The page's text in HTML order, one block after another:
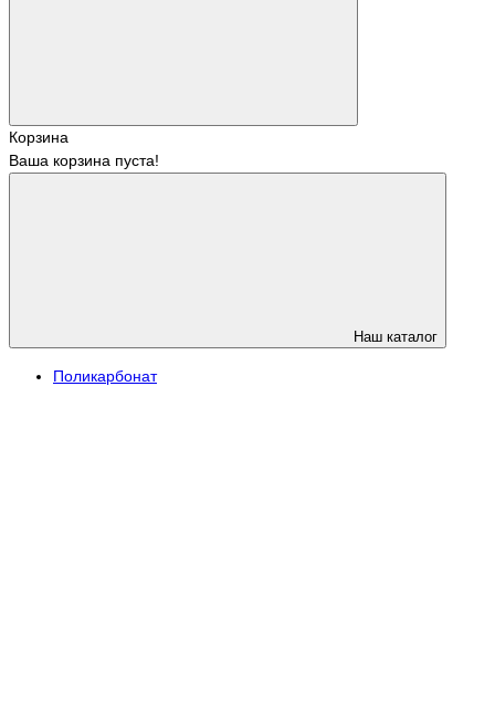
Корзина
Ваша корзина пуста!
Наш каталог
Поликарбонат